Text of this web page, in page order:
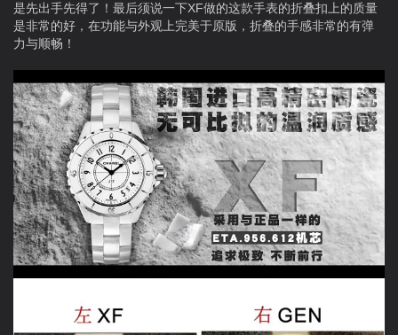
是先出手先得了！最后须说一下XF做的这款手表的折叠扣上的质量
是非常的好，在功能与外观上完美于原版，折叠的手感非常的有弹
力与顺畅！